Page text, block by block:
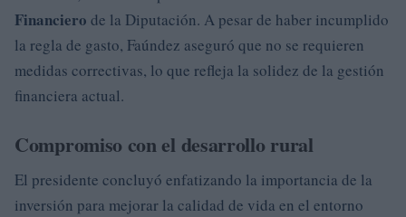
Financiero de la Diputación. A pesar de haber incumplido
la regla de gasto, Faúndez aseguró que no se requieren
medidas correctivas, lo que refleja la solidez de la gestión
financiera actual.
Compromiso con el desarrollo rural
El presidente concluyó enfatizando la importancia de la
inversión para mejorar la calidad de vida en el entorno